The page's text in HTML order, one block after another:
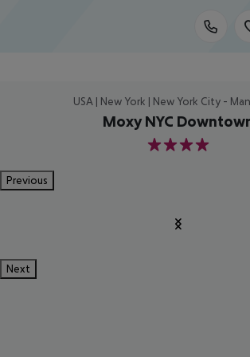
USA | New York | New York City -
Moxy NYC
4
Previous
Next